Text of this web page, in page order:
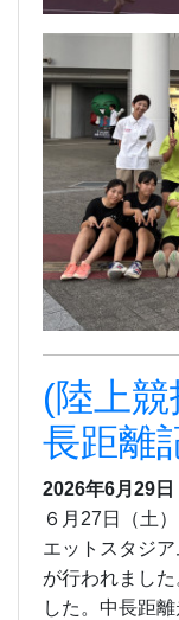
(陸上
長距離
2026年6月29日
６月27日（土
エットスタジ
が行われまし
した。中長距